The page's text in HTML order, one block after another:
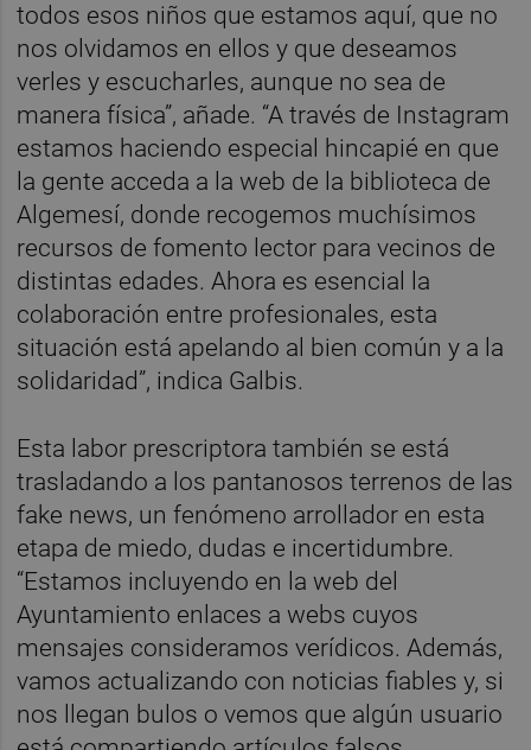
todos esos niños que estamos aquí, que no
nos olvidamos en ellos y que deseamos
verles y escucharles, aunque no sea de
manera física”, añade. “A través de Instagram
estamos haciendo especial hincapié en que
la gente acceda a la web de la biblioteca de
Algemesí, donde recogemos muchísimos
recursos de fomento lector para vecinos de
distintas edades. Ahora es esencial la
colaboración entre profesionales, esta
situación está apelando al bien común y a la
solidaridad”, indica Galbis.
Esta labor prescriptora también se está
trasladando a los pantanosos terrenos de las
fake news, un fenómeno arrollador en esta
etapa de miedo, dudas e incertidumbre.
“Estamos incluyendo en la web del
Ayuntamiento enlaces a webs cuyos
mensajes consideramos verídicos. Además,
vamos actualizando con noticias fiables y, si
nos llegan bulos o vemos que algún usuario